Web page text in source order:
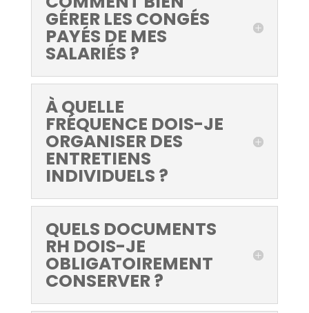
GÉRER LES CONGÉS
PAYÉS DE MES
SALARIÉS ?
À QUELLE
FRÉQUENCE DOIS-JE
ORGANISER DES
ENTRETIENS
INDIVIDUELS ?
QUELS DOCUMENTS
RH DOIS-JE
OBLIGATOIREMENT
CONSERVER ?